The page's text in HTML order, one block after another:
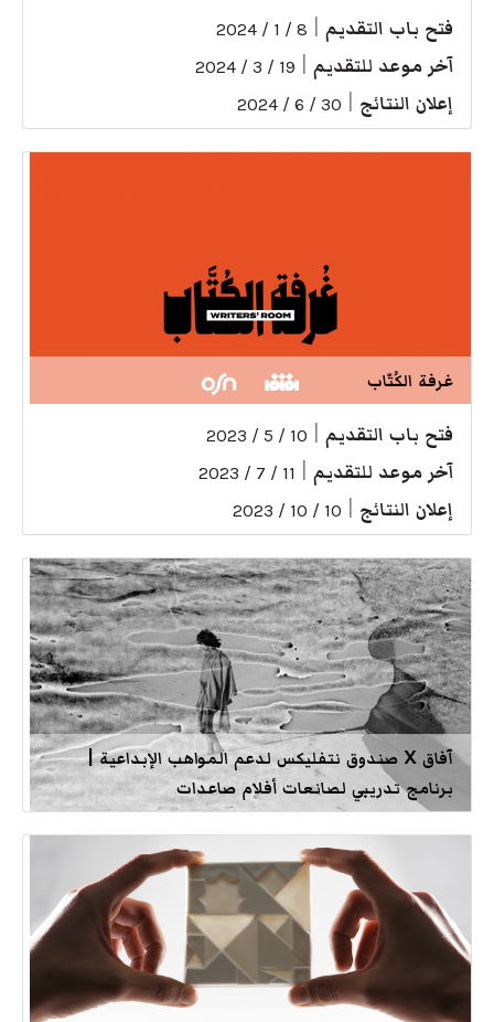
فتح باب التقديم 8 / 1 / 2024
آخر موعد للتقديم 19 / 3 / 2024
إعلان النتائج 30 / 6 / 2024
غرفة الكُتّاب
فتح باب التقديم 10 / 5 / 2023
آخر موعد للتقديم 11 / 7 / 2023
إعلان النتائج 10 / 10 / 2023
آفاق X صندوق نتفليكس لدعم المواهب الإبداعية |
برنامج تدريبي لصانعات أفلام صاعدات